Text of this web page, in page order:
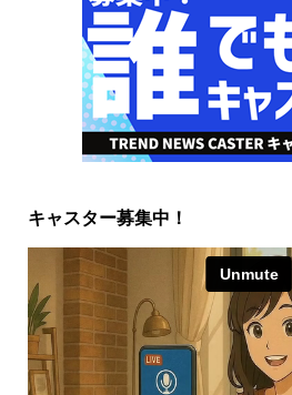
キャスター募集中！